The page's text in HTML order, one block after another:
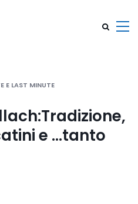
E LAST MINUTE
e …tanto